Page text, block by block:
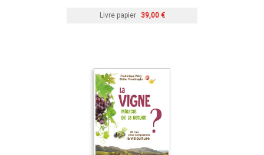
Livre papier 39,00 €